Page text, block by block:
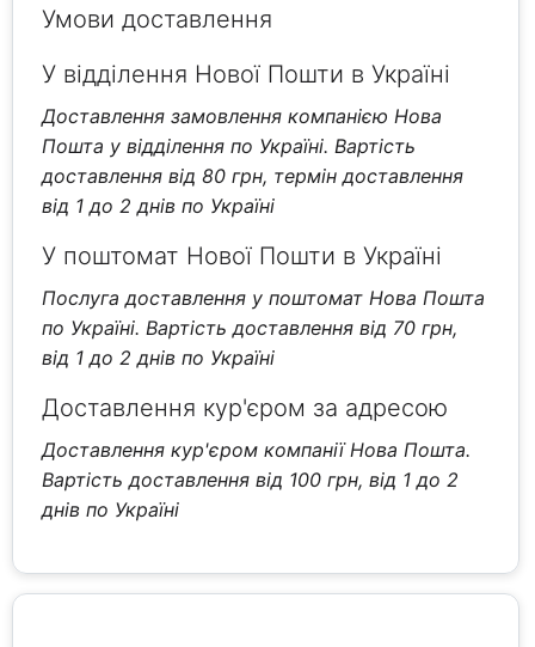
Умови доставлення
У відділення Нової Пошти в Україні
Доставлення замовлення компанією Нова
Пошта у відділення по Україні. Вартість
доставлення від 80 грн, термін доставлення
від 1 до 2 днів по Україні
У поштомат Нової Пошти в Україні
Послуга доставлення у поштомат Нова Пошта
по Україні. Вартість доставлення від 70 грн,
від 1 до 2 днів по Україні
Доставлення кур'єром за адресою
Доставлення кур'єром компанії Нова Пошта.
Вартість доставлення від 100 грн, від 1 до 2
днів по Україні